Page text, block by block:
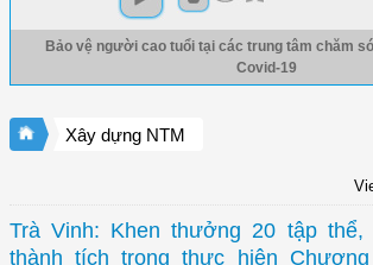
Bảo vệ người cao tuổi tại các trung tâm chăm
Covid-19
Xây dựng NTM
Trà Vinh: Khen thưởng 20 tập
thành tích trong thực hiện